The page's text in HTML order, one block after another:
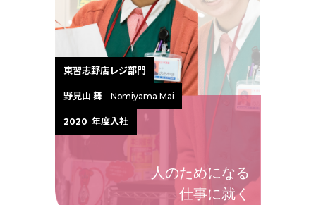
東習志野店レジ部門
野見山 舞
Nomiyama Mai
2020 年度入社
人のためになる
仕事に就く